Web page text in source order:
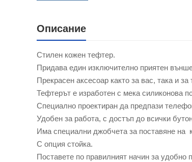
Описание
Стилен кожен тефтер.
Придава един изключително приятен
Прекрасен аксесоар както за вас, така и
Тефтерът е изработен с мека силиконова
Специално проектиран да предпази
Удобен за работа, с достъп до всички
Има специални джобчета за поставяне на
С опция стойка.
Поставете по правилният начин за